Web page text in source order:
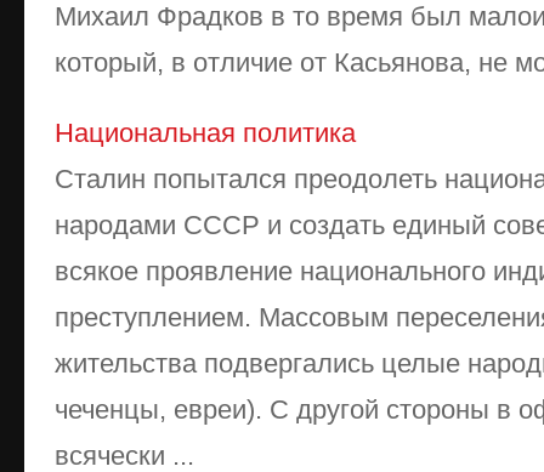
Михаил Фрадков в то время был
который, в отличие от Касьянова, не
Национальная политика
Сталин попытался преодолеть
народами СССР и создать единый
всякое проявление национального
преступлением. Массовым
жительства подвергались целые
чеченцы, евреи). С другой стороны в
всячески ...